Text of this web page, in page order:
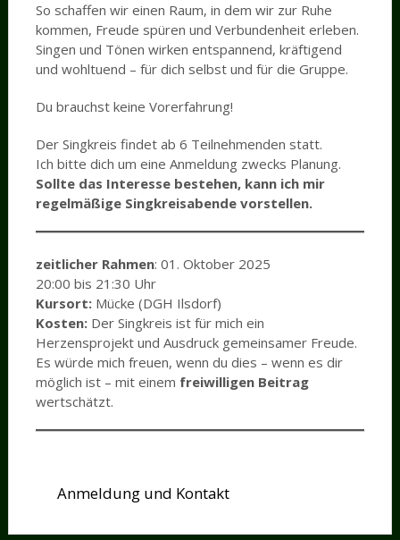
So schaffen wir einen Raum, in dem wir zur Ruhe
kommen, Freude spüren und Verbundenheit erleben.
Singen und Tönen wirken entspannend, kräftigend
und wohltuend – für dich selbst und für die Gruppe.
Du brauchst keine Vorerfahrung!
Der Singkreis findet ab 6 Teilnehmenden statt.
Ich bitte dich um eine Anmeldung zwecks Planung.
Sollte das Interesse bestehen, kann ich mir
regelmäßige Singkreisabende vorstellen.
zeitlicher Rahmen: 01. Oktober 2025
20:00 bis 21:30 Uhr
Kursort:Mücke (DGH Ilsdorf)
Kosten:Der Singkreis ist für mich ein
Herzensprojekt und Ausdruck gemeinsamer Freude.
Es würde mich freuen, wenn du dies – wenn es dir
möglich ist – mit einem freiwilligen Beitrag
wertschätzt.
Anmeldung und Kontakt